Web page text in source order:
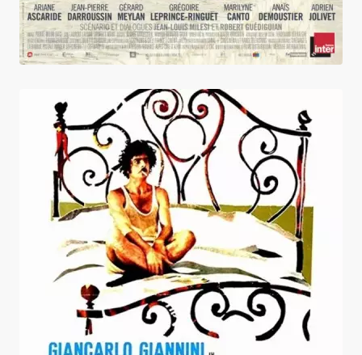
Mimi Metallo blessé dans son honneur